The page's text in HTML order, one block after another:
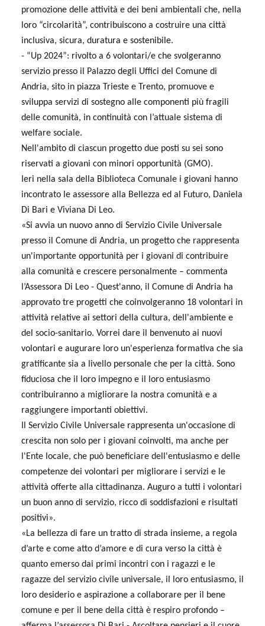
promozione delle attività e dei beni ambientali che, nella
loro “circolarità”, contribuiscono a costruire una città
inclusiva, sicura, duratura e sostenibile.
- “Up 2024”: rivolto a 6 volontari/e che svolgeranno
servizio presso il Palazzo degli Uffici del Comune di
Andria, sito in piazza Trieste e Trento, promuove e
sviluppa servizi di sostegno alle componenti più fragili
delle comunità, in continuità con l’attuale sistema di
welfare sociale.
Nell'ambito di ciascun progetto due posti su sei sono
riservati a giovani con minori opportunità (GMO).
Ieri nella sala della Biblioteca Comunale i giovani hanno
incontrato le assessore alla Bellezza ed al Futuro, Daniela
Di Bari e Viviana Di Leo.
«Si avvia un nuovo anno di Servizio Civile Universale
presso il Comune di Andria, un progetto che rappresenta
un'importante opportunità per i giovani di contribuire
alla comunità e crescere personalmente – commenta
l’Assessora Di Leo - Quest'anno, il Comune di Andria ha
approvato tre progetti che coinvolgeranno 18 volontari in
attività relative ai settori della cultura, dell'ambiente e
del socio-sanitario. Vorrei dare il benvenuto ai nuovi
volontari e augurare loro un'esperienza formativa che sia
gratificante sia a livello personale che per la città. Sono
fiduciosa che il loro impegno e il loro entusiasmo
contribuiranno a migliorare la nostra comunità e a
raggiungere importanti obiettivi.
Il Servizio Civile Universale rappresenta un'occasione di
crescita non solo per i giovani coinvolti, ma anche per
l'Ente locale, che può beneficiare dell'entusiasmo e delle
competenze dei volontari per migliorare i servizi e le
attività offerte alla cittadinanza. Auguro a tutti i volontari
un buon anno di servizio, ricco di soddisfazioni e risultati
positivi».
«La bellezza di fare un tratto di strada insieme, a regola
d’arte e come atto d’amore e di cura verso la città è
quanto emerso dai primi incontri con i ragazzi e le
ragazze del servizio civile universale, il loro entusiasmo, il
loro desiderio e aspirazione a collaborare per il bene
comune e per il bene della città è respiro profondo –